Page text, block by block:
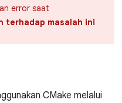
error saat
terhadap masalah ini
CMake melalui